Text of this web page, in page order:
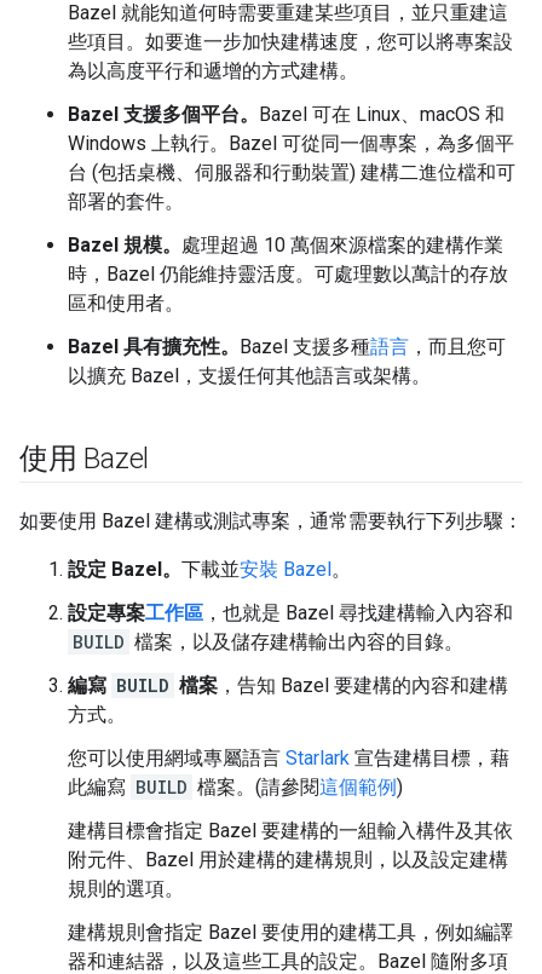
Bazel 就能知道何時需要重建某些項目，並只重建這
些項目。如要進一步加快建構速度，您可以將專案設
為以高度平行和遞增的方式建構。
Bazel 支援多個平台。 Bazel 可在 Linux、macOS 和
Windows 上執行。Bazel 可從同一個專案，為多個平
台 (包括桌機、伺服器和行動裝置) 建構二進位檔和可
部署的套件。
Bazel 規模。 處理超過 10 萬個來源檔案的建構作業
時，Bazel 仍能維持靈活度。可處理數以萬計的存放
區和使用者。
Bazel 具有擴充性。 Bazel 支援多種語言 ，而且您可
以擴充 Bazel，支援任何其他語言或架構。
使用 Bazel
如要使用 Bazel 建構或測試專案，通常需要執行下列步驟：
設定 Bazel。 下載並安裝 Bazel。
設定專案工作區 ，也就是 Bazel 尋找建構輸入內容和
BUILD 檔案，以及儲存建構輸出內容的目錄。
編寫 BUILD 檔案 ，告知 Bazel 要建構的內容和建構
方式。
您可以使用網域專屬語言 Starlark 宣告建構目標，藉
此編寫 BUILD 檔案。(請參閱這個範例)
建構目標會指定 Bazel 要建構的一組輸入構件及其依
附元件、Bazel 用於建構的建構規則，以及設定建構
規則的選項。
建構規則會指定 Bazel 要使用的建構工具，例如編譯
器和連結器，以及這些工具的設定。Bazel 隨附多項